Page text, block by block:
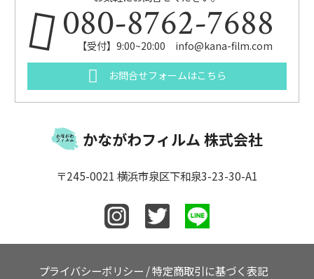
080-8762-7688
【受付】9:00~20:00 info@kana-film.com
お問合せフォームはこちら
かながわフィルム 株式会社
〒245-0021 横浜市泉区下和泉3-23-30-A1
プライバシーポリシー /特定商取引に基づく表記